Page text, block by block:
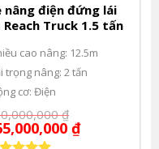
nâng điện đứng lái
Reach Truck 1.5 tấn
cao nâng: 12.5m
trọng nâng: 2 tấn
cơ: Điện
₫
₫